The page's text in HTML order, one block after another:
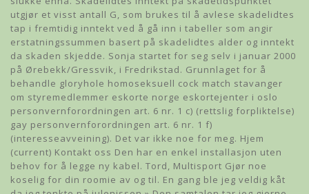
utgjør et visst antall G, som brukes til å avlese skadelidtes
tap i fremtidig inntekt ved å gå inn i tabeller som angir
erstatningssummen basert på skadelidtes alder og inntekt
da skaden skjedde. Sonja startet for seg selv i januar 2000
på Ørebekk/Gressvik, i Fredrikstad. Grunnlaget for å
behandle gloryhole homoseksuell cock match stavanger
om styremedlemmer eskorte norge eskortejenter i oslo
personvernforordningen art. 6 nr. 1 c) (rettslig forpliktelse)
gay personvernforordningen art. 6 nr. 1 f)
(interesseavveining). Det var ikke noe for meg. Hjem
(current) Kontakt oss Den har en enkel installasjon uten
behov for å legge ny kabel. Tord, Multisport Gjør noe
koselig for din roomie av og til. En gang ble jeg veldig kåt